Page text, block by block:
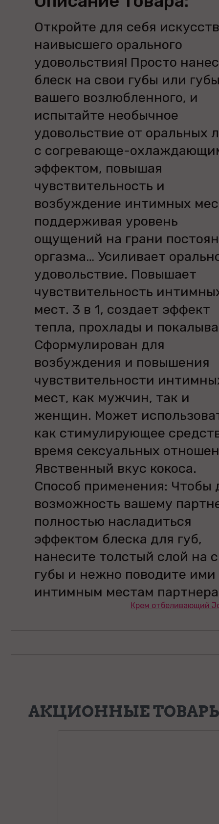
Откройте для себя
наивысшего орального
удовольствия! Просто
блеск на свои губы или
вашего возлюбленного, и
испытайте необычное
удовольствие от оральных
с согревающе-
эффектом, повышая
чувствительность и
возбуждение интимных
поддерживая уровень
ощущений на грани
оргазма… Усиливает
удовольствие. Повышает
чувствительность
мест. 3 в 1, создает эффект
тепла, прохлады и
Сформулирован для
возбуждения и повышения
чувствительности
мест, как мужчин, так и
женщин. Может
как стимулирующее
время сексуальных
Явственный вкус кокоса.
Способ применения: Чтобы
возможность вашему
полностью насладиться
эффектом блеска для губ,
нанесите толстый слой на
губы и нежно поводите ими
интимным местам
Крем отбеливающий
АКЦИОННЫЕ